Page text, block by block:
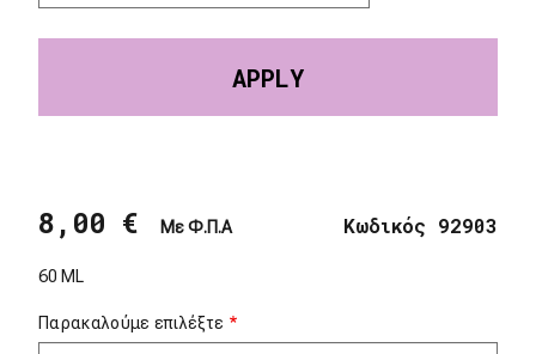
8,00 € Με Φ.Π.Α Κωδικός 92903
60 ML
Παρακαλούμε επιλέξτε